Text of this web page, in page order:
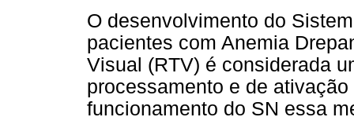
O desenvolvimento do
pacientes com Anemia
Visual (RTV) é considerada
processamento e de
funcionamento do SN essa